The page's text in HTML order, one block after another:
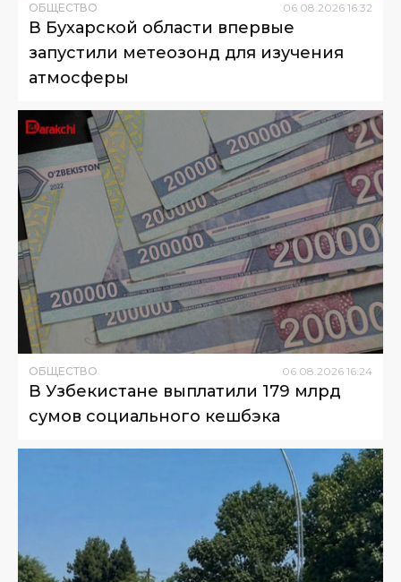
ОБЩЕСТВО 06.08.2026 16:32
В Бухарской области впервые
запустили метеозонд для изучения
атмосферы
ОБЩЕСТВО 06.08.2026 16:24
В Узбекистане выплатили 179 млрд
сумов социального кешбэка